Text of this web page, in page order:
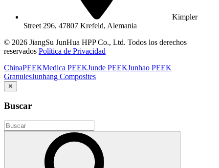
Kimpler
Street 296, 47807 Krefeld, Alemania
© 2026 JiangSu JunHua HPP Co., Ltd. Todos los derechos
reservados Política de Privacidad
ChinaPEEKMedica PEEKJunde PEEKJunhao PEEK
GranulesJunhang Composites
✕
Buscar